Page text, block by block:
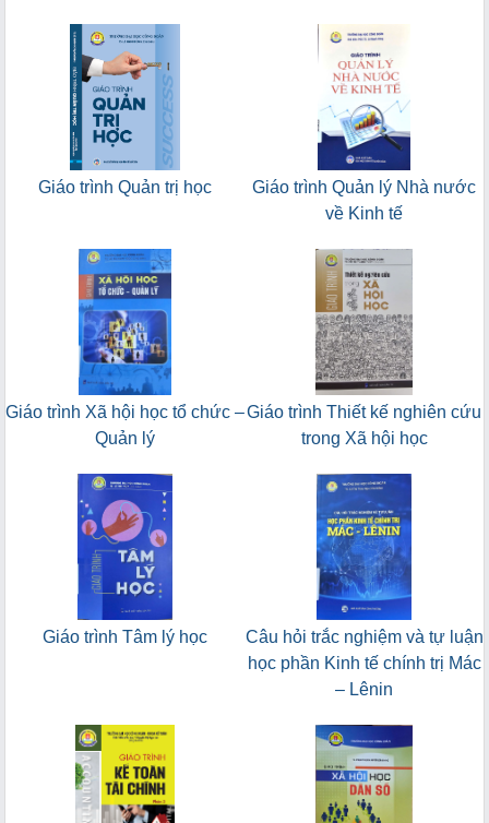
Giáo trình Quản trị học
Giáo trình Quản lý Nhà nước
về Kinh tế
Giáo trình Xã hội học tổ chức –
Quản lý
Giáo trình Thiết kế nghiên cứu
trong Xã hội học
Giáo trình Tâm lý học
Câu hỏi trắc nghiệm và tự luận
học phần Kinh tế chính trị Mác
– Lênin